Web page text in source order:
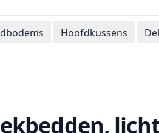
Hoofdkussens